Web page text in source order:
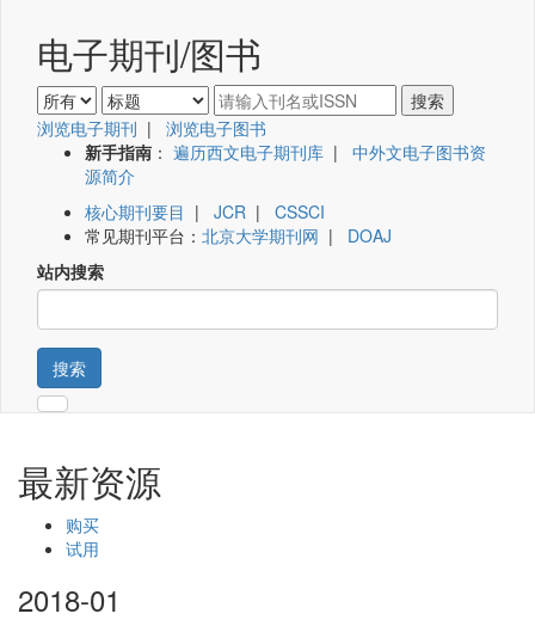
电子期刊/图书
浏览电子期刊 | 浏览电子图书
新手指南 ： 遍历西文电子期刊库 | 中外文电子图书资
源简介
核心期刊要目 | JCR | CSSCI
常见期刊平台： 北京大学期刊网 | DOAJ
站内搜索
搜索
最新资源
购买
试用
2018-01